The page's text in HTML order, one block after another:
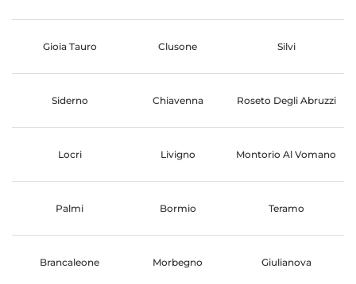
Gioia Tauro Clusone Silvi
Siderno Chiavenna Roseto Degli Abruzzi
Locri Livigno Montorio Al Vomano
Palmi Bormio Teramo
Brancaleone Morbegno Giulianova